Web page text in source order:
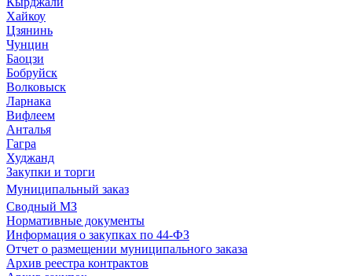
Хайкоу
Цзянинь
Чунцин
Баоцзи
Бобруйск
Волковыск
Ларнака
Вифлеем
Анталья
Гагра
Худжанд
Закупки и торги
Муниципальный заказ
Сводный МЗ
Нормативные документы
Информация о закупках по 44-ФЗ
Отчет о размещении муниципального заказа
Архив реестра контрактов